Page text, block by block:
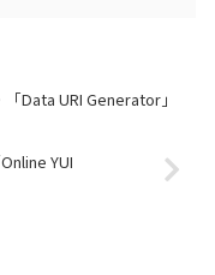
Data URI Generator」
YUI